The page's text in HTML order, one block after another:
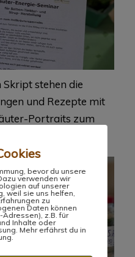
stehen die
und Rezepte mit
Portraits zum
bevor du unsere
verwenden wir
auf unserer
weil sie uns helfen,
zu
Daten können
z.B. für
Inhalte oder
Mehr erfährst du in